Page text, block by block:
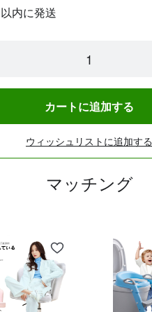
内に発送
カートに追加する
ウィッシュリストに追加する
マッチング